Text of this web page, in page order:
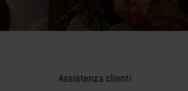
Assistenza clienti